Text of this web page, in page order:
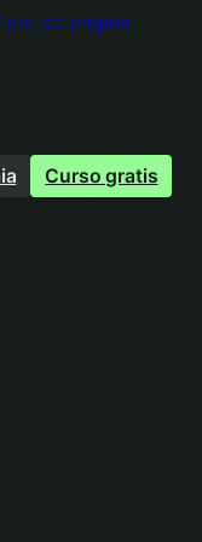
pie de página
Curso gratis